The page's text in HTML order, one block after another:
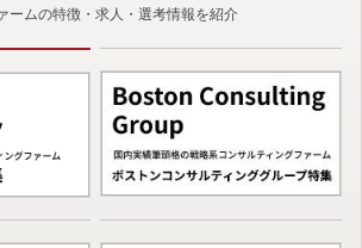
ームの特徴・求人・選考情報を紹介